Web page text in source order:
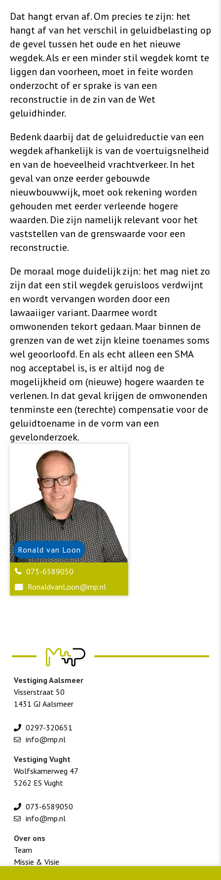
Dat hangt ervan af. Om precies te zijn: het
hangt af van het verschil in geluidbelasting op
de gevel tussen het oude en het nieuwe
wegdek. Als er een minder stil wegdek komt te
liggen dan voorheen, moet in feite worden
onderzocht of er sprake is van een
reconstructie in de zin van de Wet
geluidhinder.
Bedenk daarbij dat de geluidreductie van een
wegdek afhankelijk is van de voertuigsnelheid
en van de hoeveelheid vrachtverkeer. In het
geval van onze eerder gebouwde
nieuwbouwwijk, moet ook rekening worden
gehouden met eerder verleende hogere
waarden. Die zijn namelijk relevant voor het
vaststellen van de grenswaarde voor een
reconstructie.
De moraal moge duidelijk zijn: het mag niet zo
zijn dat een stil wegdek geruisloos verdwijnt
en wordt vervangen worden door een
lawaaiiger variant. Daarmee wordt
omwonenden tekort gedaan. Maar binnen de
grenzen van de wet zijn kleine toenames soms
wel geoorloofd. En als echt alleen een SMA
nog acceptabel is, is er altijd nog de
mogelijkheid om (nieuwe) hogere waarden te
verlenen. In dat geval krijgen de omwonenden
tenminste een (terechte) compensatie voor de
geluidtoename in de vorm van een
gevelonderzoek.
Ronald van Loon
073-6589050
RonaldvanLoon@mp.nl
Vestiging Aalsmeer
Visserstraat 50
1431 GJ Aalsmeer
0297-320651
info@mp.nl
Vestiging Vught
Wolfskamerweg 47
5262 ES Vught
073-6589050
info@mp.nl
Over ons
Team
Missie & Visie